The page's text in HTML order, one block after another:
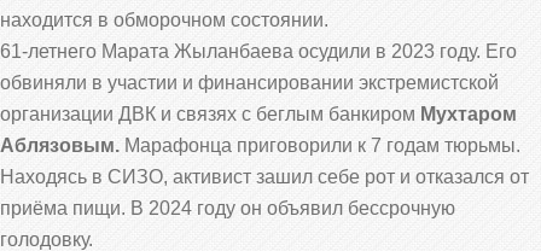
находится в обморочном состоянии.
61-летнего Марата Жыланбаева осудили в 2023 году. Его
обвиняли в участии и финансировании экстремистской
организации ДВК и связях с беглым банкиром Мухтаром
Аблязовым. Марафонца приговорили к 7 годам тюрьмы.
Находясь в СИЗО, активист зашил себе рот и отказался от
приёма пищи. В 2024 году он объявил бессрочную
голодовку.